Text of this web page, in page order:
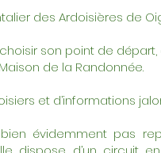
des Ardoisières de
son point de départ,
de la Randonnée.
et d’informations
évidemment pas